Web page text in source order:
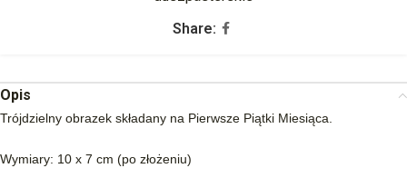
Share:
Opis
Trójdzielny obrazek składany na Pierwsze Piątki Miesiąca.
Wymiary: 10 x 7 cm (po złożeniu)